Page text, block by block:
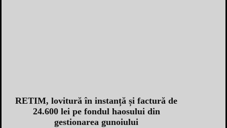
RETIM, lovitură în instanță și factură de
24.600 lei pe fondul haosului din
gestionarea gunoiului